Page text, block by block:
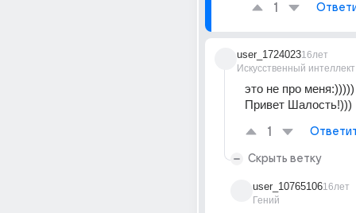
1
user_1724023
Искусственный интеллект
16лет
это не про
Привет Шалость!)))
1
Скрыть ветку
user_10765106
Гений
16лет